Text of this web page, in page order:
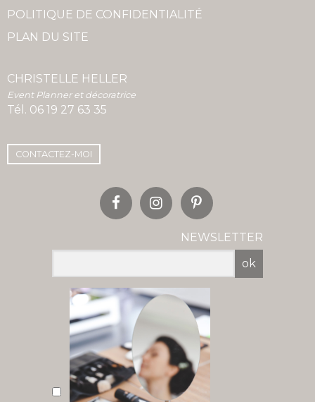
POLITIQUE DE CONFIDENTIALITÉ
PLAN DU SITE
CHRISTELLE HELLER
Event Planner et décoratrice
Tél. 06 19 27 63 35
CONTACTEZ-MOI
NEWSLETTER
ok